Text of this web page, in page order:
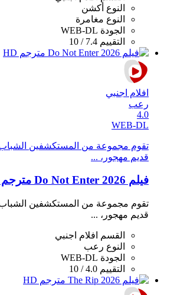
النوع أكشن
النوع مغامرة
الجودة WEB-DL
التقييم 7.4 / 10
افلام اجنبي
رعب
4.0
WEB-DL
تقوم مجموعة من المستكشفين
قديم مهجور، ...
فيلم Do Not Enter 2026 مترجم HD
تقوم مجموعة من المستكشفين
قديم مهجور، ...
القسم
افلام اجنبي
النوع رعب
الجودة WEB-DL
التقييم 4.0 / 10